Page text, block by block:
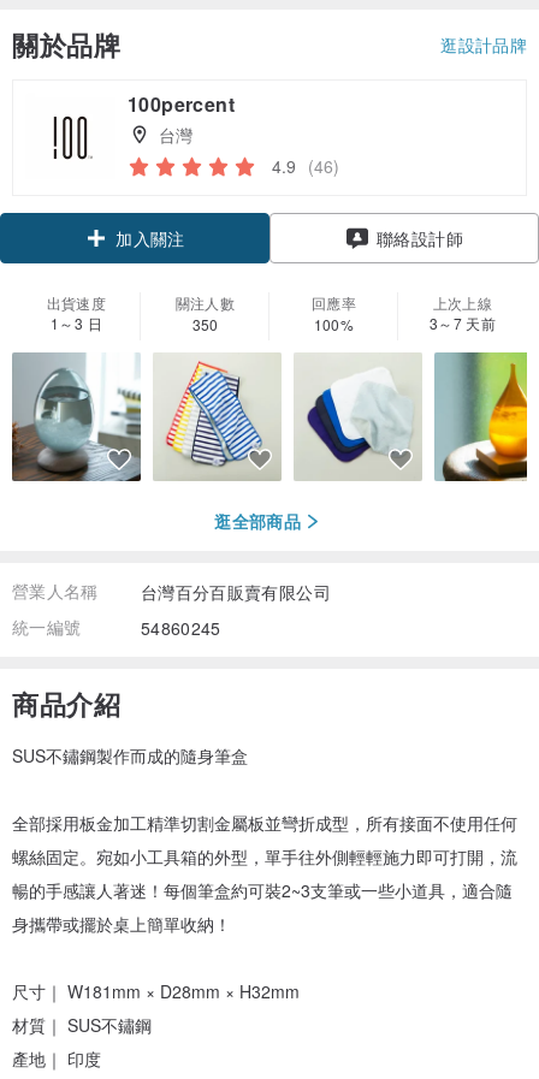
關於品牌 逛設計品牌
100percent
台灣
4.9 (46)
加入關注 聯絡設計師
出貨速度
1～3 日
關注人數
350
回應率
100%
上次上線
3～7 天前
逛全部商品
營業人名稱
台灣百分百販賣有限公司
統一編號
54860245
商品介紹
SUS不鏽鋼製作而成的隨身筆盒
全部採用板金加工精準切割金屬板並彎折成型，所有接面不使用任何
螺絲固定。宛如小工具箱的外型，單手往外側輕輕施力即可打開，流
暢的手感讓人著迷！每個筆盒約可裝2~3支筆或一些小道具，適合隨
身攜帶或擺於桌上簡單收納！
尺寸｜ W181mm × D28mm × H32mm
材質｜ SUS不鏽鋼
產地｜ 印度